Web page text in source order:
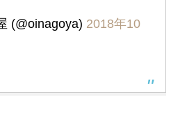
(@oinagoya) 2018年10